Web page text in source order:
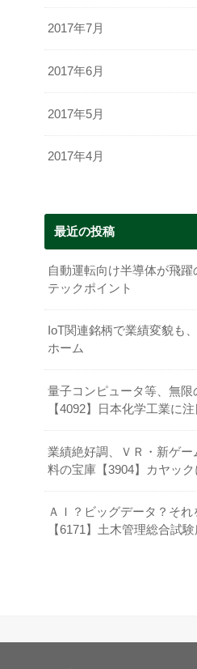
2017年7月
2017年6月
2017年5月
2017年4月
最近の投稿
自動運転向け半導体が飛躍
テックポイント
IoT関連銘柄で業績変貌も
ホーム
量子コンピュータ等、無限
【4092】日本化学工業に注
業績絶好調、ＶＲ・新ゲ
料の宝庫【3904】カヤック
ＡＩ？ビッグデータ？それ
【6171】土木管理総合試